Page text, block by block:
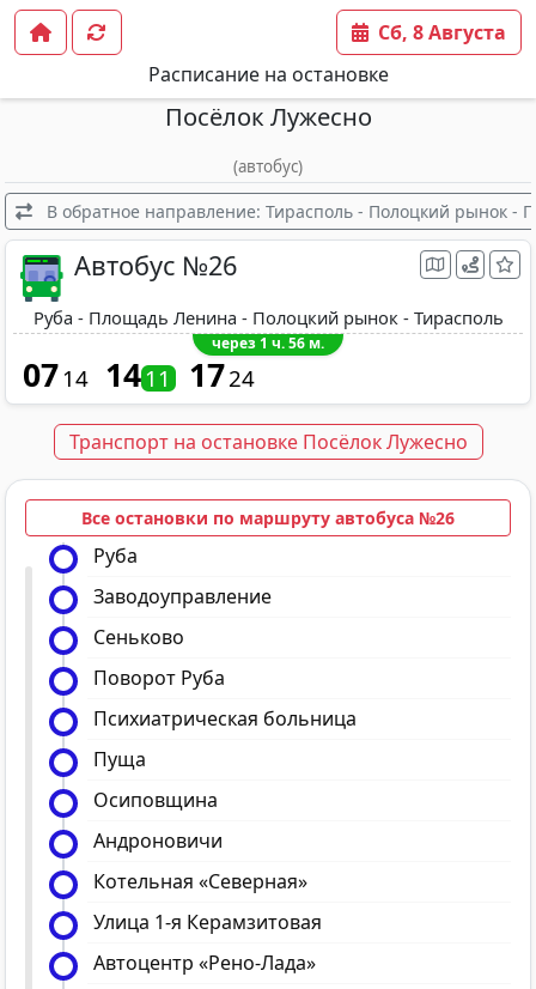
Расписание на остановке
Сб, 8 Августа
Посёлок Лужесно
(автобус)
В обратное направление: Тирасполь - Полоцкий рынок -
Автобус №26
Руба - Площадь Ленина - Полоцкий рынок - Тирасполь
через 1 ч. 56 м.
07 14 1411 1724
Транспорт на остановке Посёлок Лужесно
Все остановки по маршруту автобуса №26
Руба
Заводоуправление
Сеньково
Поворот Руба
Психиатрическая больница
Пуща
Осиповщина
Андроновичи
Котельная «Северная»
Улица 1-я Керамзитовая
Автоцентр «Рено-Лада»